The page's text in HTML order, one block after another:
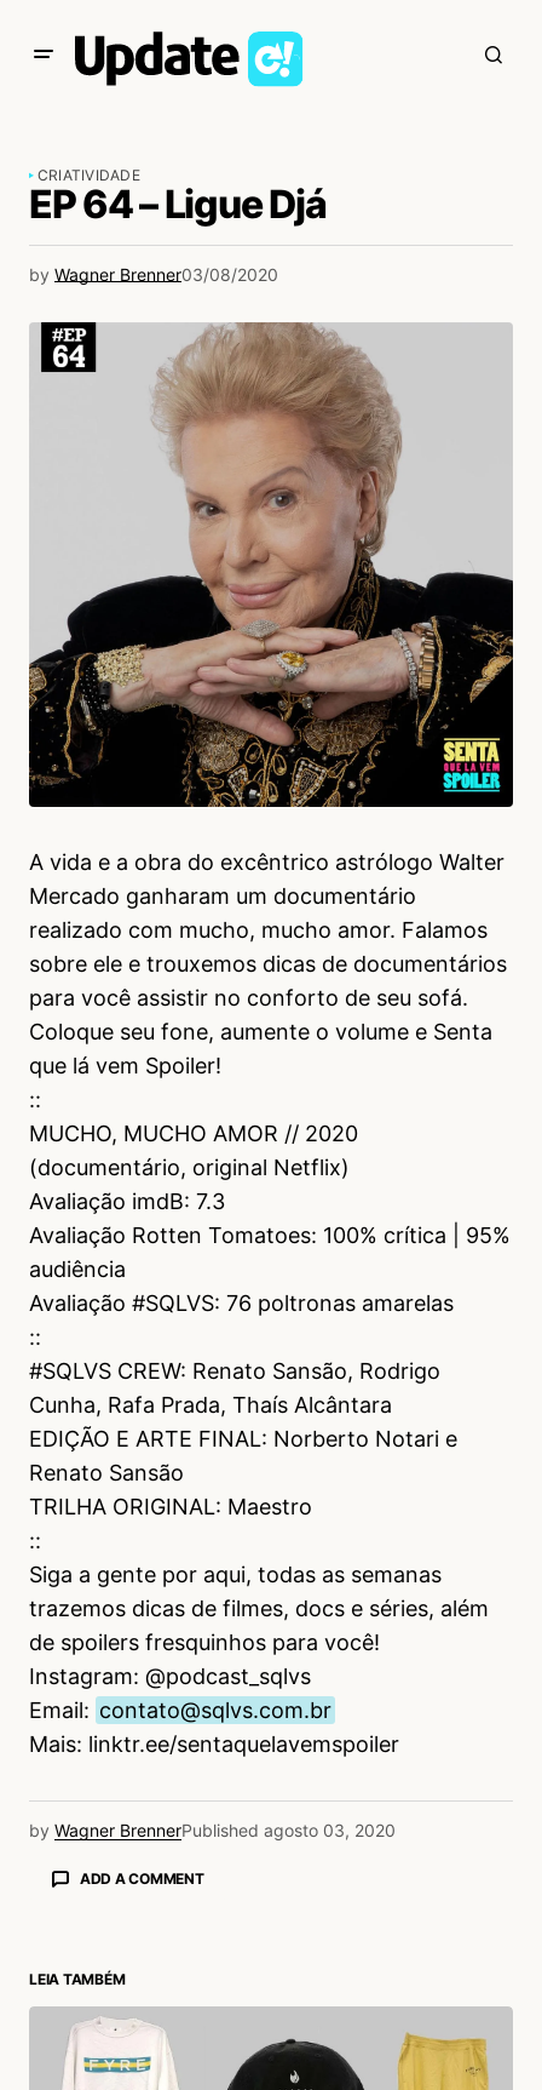
CRIATIVIDADE
EP 64 – Ligue Djá
by Wagner Brenner03/08/2020
A vida e a obra do excêntrico astrólogo Walter
Mercado ganharam um documentário
realizado com mucho, mucho amor. Falamos
sobre ele e trouxemos dicas de documentários
para você assistir no conforto de seu sofá.
Coloque seu fone, aumente o volume e Senta
que lá vem Spoiler!
::
MUCHO, MUCHO AMOR // 2020
(documentário, original Netflix)
Avaliação imdB: 7.3
Avaliação Rotten Tomatoes: 100% crítica | 95%
audiência
Avaliação #SQLVS: 76 poltronas amarelas
::
#SQLVS CREW: Renato Sansão, Rodrigo
Cunha, Rafa Prada, Thaís Alcântara
EDIÇÃO E ARTE FINAL: Norberto Notari e
Renato Sansão
TRILHA ORIGINAL: Maestro
::
Siga a gente por aqui, todas as semanas
trazemos dicas de filmes, docs e séries, além
de spoilers fresquinhos para você!
Instagram: @podcast_sqlvs
Email: contato@sqlvs.com.br
Mais: linktr.ee/sentaquelavemspoiler
by Wagner BrennerPublished agosto 03, 2020
ADD A COMMENT
LEIA TAMBÉM